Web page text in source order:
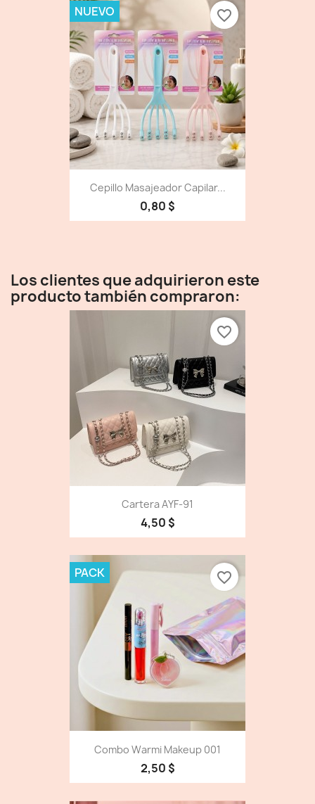
Cepillo Masajeador Capilar...
0,80 $
NUEVO favorite_border
Los clientes que adquirieron este
producto también compraron:
Cartera AYF-91
4,50 $
favorite_border
Combo Warmi Makeup 001
2,50 $
PACK favorite_border